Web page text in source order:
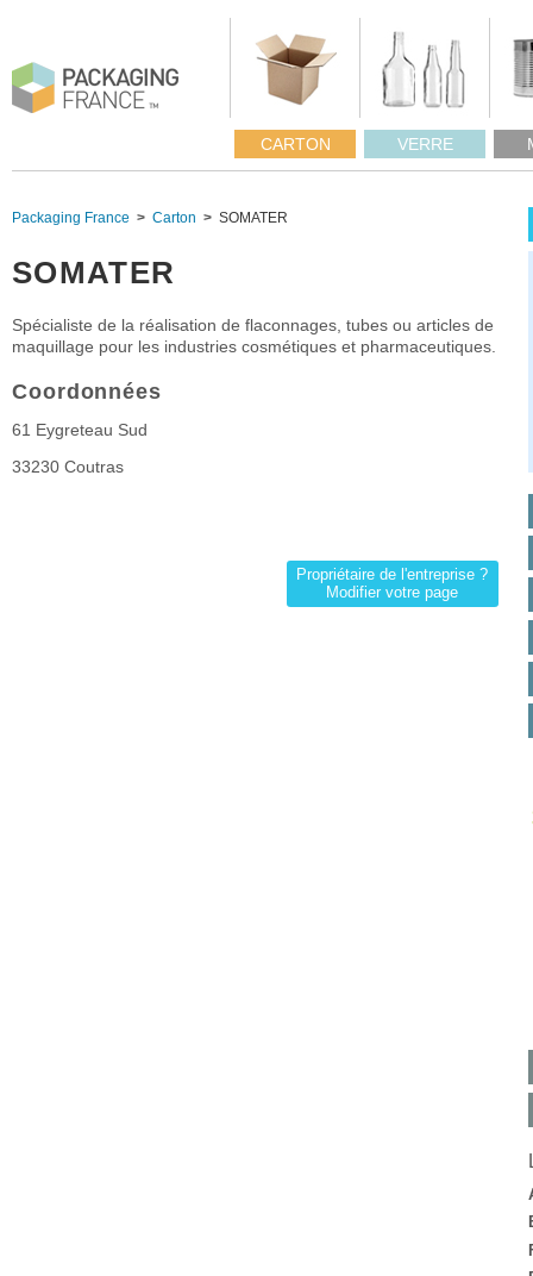
CARTON VERRE
SOMATER
Packaging France Carton SOMATER
Spécialiste de la réalisation de flaconnages, tubes ou articles de
maquillage pour les industries cosmétiques et pharmaceutiques.
Coordonnées
61 Eygreteau Sud
33230 Coutras
Propriétaire de l'entreprise ?
Modifier votre page